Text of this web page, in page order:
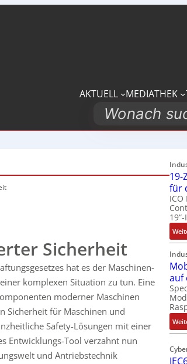
AKTUELL MEDIATHEK
Search
Sicherheit
hat es der Maschinen-
komplexen Situation zu tun. Eine
moderner Maschinen
Sicherheit für Maschinen und
Safety-Lösungen mit einer
Entwicklungs-Tool verzahnt nun
und Antriebstechnik
19-
für
auf